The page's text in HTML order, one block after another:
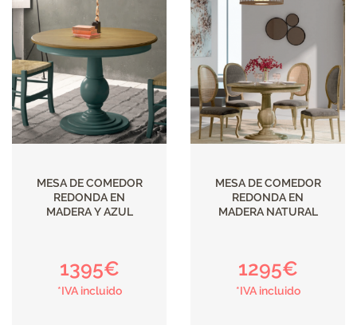
MESA DE COMEDOR
REDONDA EN
MADERA Y AZUL
1395€
*IVA incluido
MESA DE COMEDOR
REDONDA EN
MADERA NATURAL
1295€
*IVA incluido